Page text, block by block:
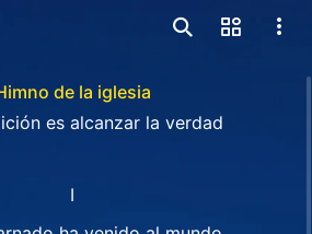
de la iglesia
es alcanzar la verdad
I